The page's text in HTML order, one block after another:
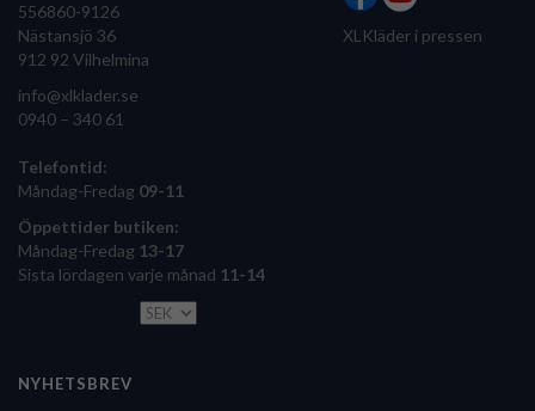
556860-9126
Nästansjö 36
912 92 Vilhelmina
info@xlklader.se
0940 – 340 61
Telefontid:
Måndag-Fredag 09-11
Öppettider butiken:
Måndag-Fredag 13-17
Sista lördagen varje månad 11-14
XLKläder i pressen
NYHETSBREV